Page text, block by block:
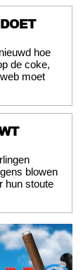
hoe
de coke,
moet
blowen
hun stoute